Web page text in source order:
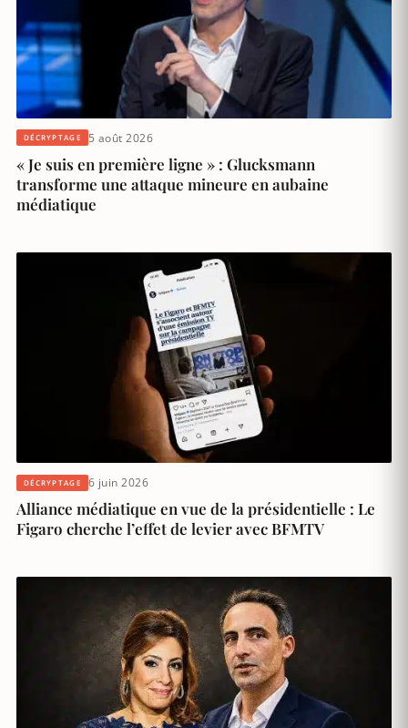
DÉCRYPTAGE 5 août 2026
« Je suis en première ligne » : Glucksmann
transforme une attaque mineure en aubaine
médiatique
DÉCRYPTAGE 6 juin 2026
Alliance médiatique en vue de la présidentielle : Le
Figaro cherche l’effet de levier avec BFMTV